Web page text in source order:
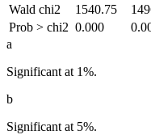
Wald chi2 1540.75
Prob > chi2 0.000
a
Significant at 1%.
b
Significant at 5%.